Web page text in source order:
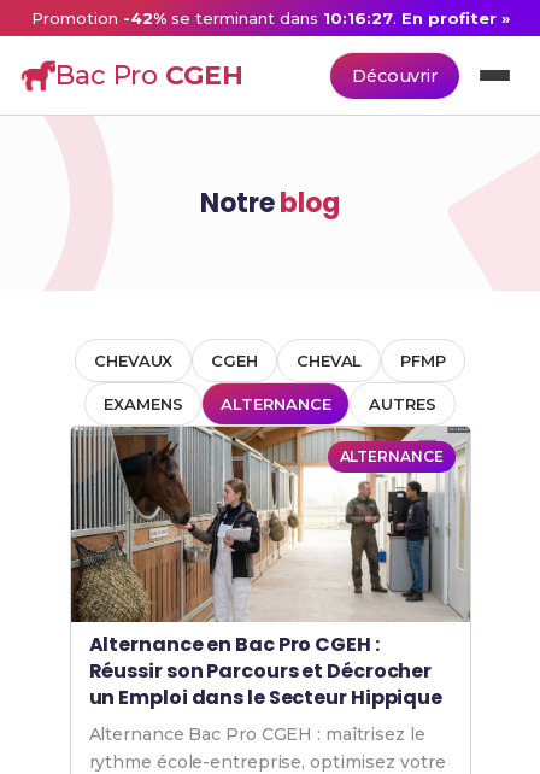
Promotion -42%se terminant dans 10:16:27. En profiter »
Bac Pro CGEH Découvrir
Notreblog
CHEVAUX CGEH CHEVAL PFMP
EXAMENS ALTERNANCE AUTRES
ALTERNANCE
Alternance en Bac Pro CGEH :
Réussir son Parcours et Décrocher
un Emploi dans le Secteur Hippique
Alternance Bac Pro CGEH : maîtrisez le
rythme école-entreprise, optimisez votre